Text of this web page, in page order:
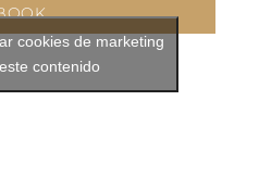
cookies de marketing
contenido